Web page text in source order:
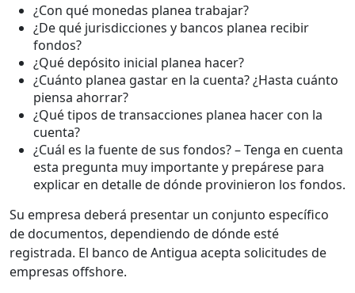
¿Con qué monedas planea trabajar?
¿De qué jurisdicciones y bancos planea recibir
fondos?
¿Qué depósito inicial planea hacer?
¿Cuánto planea gastar en la cuenta? ¿Hasta cuánto
piensa ahorrar?
¿Qué tipos de transacciones planea hacer con la
cuenta?
¿Cuál es la fuente de sus fondos? – Tenga en cuenta
esta pregunta muy importante y prepárese para
explicar en detalle de dónde provinieron los fondos.
Su empresa deberá presentar un conjunto específico
de documentos, dependiendo de dónde esté
registrada. El banco de Antigua acepta solicitudes de
empresas offshore.